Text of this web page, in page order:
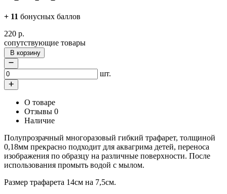
+ 11 бонусных баллов
220 р.
сопутствующие товары
В корзину
шт.
О товаре
Отзывы 0
Наличие
Полупрозрачный многоразовый гибкий трафарет, толщиной
0,18мм прекрасно подходит для аквагрима детей, переноса
изображения по образцу на различные поверхности. После
использования промыть водой с мылом.
Размер трафарета 14см на 7,5см.